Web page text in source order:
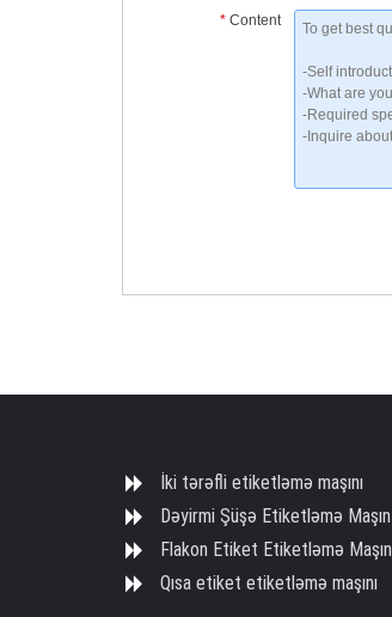
* Content
İki tərəfli etiketləmə maşını
Dəyirmi Şüşə Etiketləmə Maşın
Flakon Etiket Etiketləmə Maşın
Qısa etiket etiketləmə maşını